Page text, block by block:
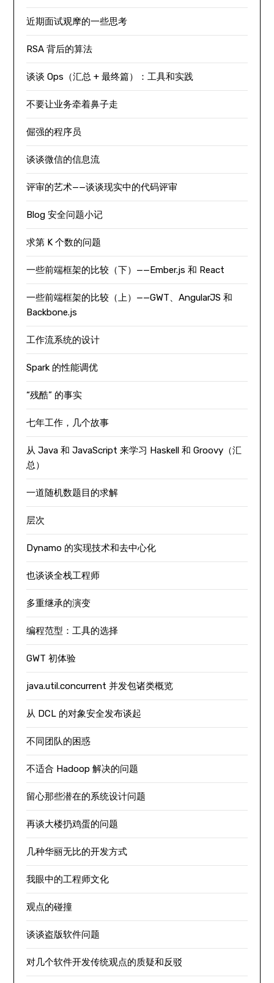
近期面试观摩的一些思考
RSA 背后的算法
谈谈 Ops（汇总 + 最终篇）：工具和实践
不要让业务牵着鼻子走
倔强的程序员
谈谈微信的信息流
评审的艺术——谈谈现实中的代码评审
Blog 安全问题小记
求第 K 个数的问题
一些前端框架的比较（下）——Ember.js 和 React
一些前端框架的比较（上）——GWT、AngularJS 和
Backbone.js
工作流系统的设计
Spark 的性能调优
“残酷” 的事实
七年工作，几个故事
从 Java 和 JavaScript 来学习 Haskell 和 Groovy（汇
总）
一道随机数题目的求解
层次
Dynamo 的实现技术和去中心化
也谈谈全栈工程师
多重继承的演变
编程范型：工具的选择
GWT 初体验
java.util.concurrent 并发包诸类概览
从 DCL 的对象安全发布谈起
不同团队的困惑
不适合 Hadoop 解决的问题
留心那些潜在的系统设计问题
再谈大楼扔鸡蛋的问题
几种华丽无比的开发方式
我眼中的工程师文化
观点的碰撞
谈谈盗版软件问题
对几个软件开发传统观点的质疑和反驳